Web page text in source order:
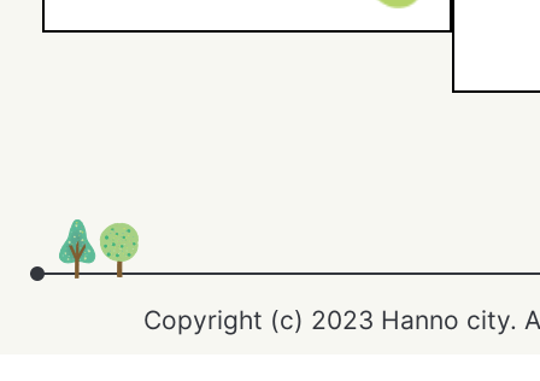
Copyright (c) 2023 Hanno city.